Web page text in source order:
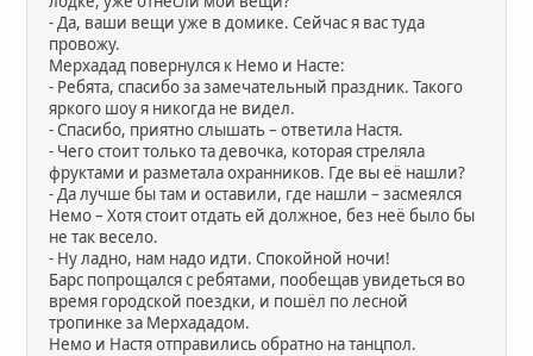
- Да, ваши вещи уже в домике. Сейчас я вас туда
провожу.
Мерхадад повернулся к Немо и Насте:
- Ребята, спасибо за замечательный праздник. Такого
яркого шоу я никогда не видел.
- Спасибо, приятно слышать – ответила Настя.
- Чего стоит только та девочка, которая стреляла
фруктами и разметала охранников. Где вы её нашли?
- Да лучше бы там и оставили, где нашли – засмеялся
Немо – Хотя стоит отдать ей должное, без неё было бы
не так весело.
- Ну ладно, нам надо идти. Спокойной ночи!
Барс попрощался с ребятами, пообещав увидеться во
время городской поездки, и пошёл по лесной
тропинке за Мерхададом.
Немо и Настя отправились обратно на танцпол.